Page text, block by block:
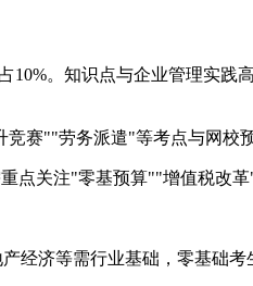
。知识点与企业管理实践
赛""劳务派遣"等考点与网校
点关注"零基预算""增值税改革
经济等需行业基础，零基础